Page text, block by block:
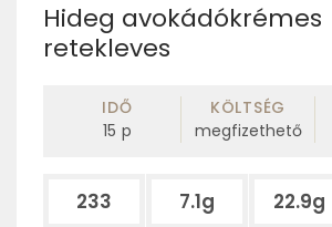
Hideg avokádókrémes
retekleves
IDŐ
15 p
KÖLTSÉG
megfizethető
233 7.1g 22.9g